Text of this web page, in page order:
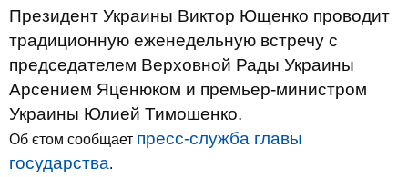
Президент Украины Виктор Ющенко проводит
традиционную еженедельную встречу с
председателем Верховной Рады Украины
Арсением Яценюком и премьер-министром
Украины Юлией Тимошенко.
Об єтом сообщает пресс-служба главы
государства.